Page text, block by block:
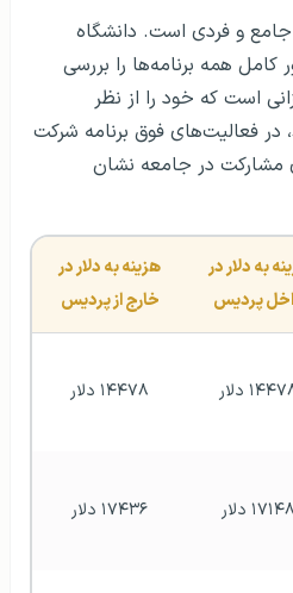
جامع و فردی است. دانشگاه
کامل همه برنامه‌ها را بررسی
است که خود را از نظر
فعالیت‌های فوق برنامه شرکت
مشارکت در جامعه نشان
پردیس
خارج از پردیس
دلار ۱۴۴۷۸ دلار
۱۷۱۴۸ دلار ۱۷۴۳۶ دلار